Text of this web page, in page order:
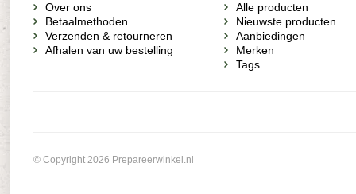
Over ons
Betaalmethoden
Verzenden & retourneren
Afhalen van uw bestelling
Alle producten
Nieuwste producten
Aanbiedingen
Merken
Tags
© Copyright 2026 Prepareerwinkel.nl